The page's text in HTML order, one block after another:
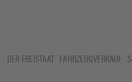
DER FREISTAAT FAHRZEUGVERKAUF